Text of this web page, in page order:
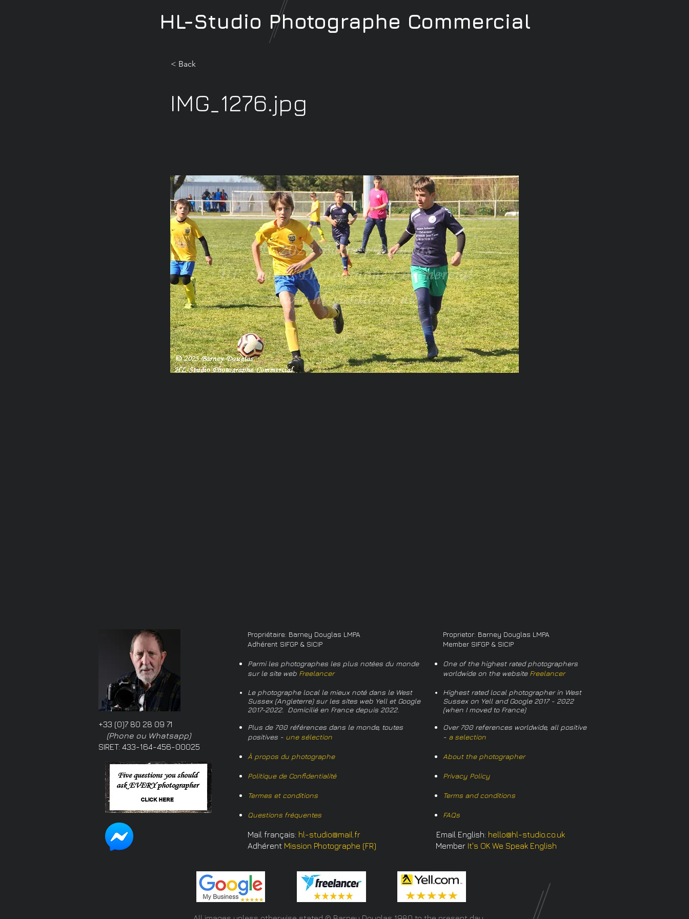
< Back
IMG_1276.jpg
HL-Studio Photographe Commercial
+33 (0)7 80 28 09 71
(Phone ou Whatsapp)
SIRET: 433-164-456-00025
Propriétaire: Barney Douglas LMPA
Adhérent SIFGP & SICIP
Parmi les photographes les plus notées du monde
sur le site web Freelancer
Le photographe local le mieux noté dans le West
Sussex (Angleterre) sur les sites web Yell et Google
2017-2022. Domicilié en France depuis 2022.
Plus de 700 références dans le monde, toutes
positives - une sélection
À propos du photographe
Politique de Confidentialité
Termes et conditions
Questions fréquentes
Proprietor: Barney Douglas LMPA
Member SIFGP & SICIP
One of the highest rated photographers
worldwide on the website Freelancer
Highest rated local photographer in West
Sussex on Yell and Google 2017 - 2022
(when I moved to France)
Over 700 references worldwide, all positive
- a selection
About the photographer
Privacy Policy
Terms and conditions
FAQs
Mail français: hl-studio@mail.fr Email English: hello@hl-studio.co.uk
Adhérent Mission Photographe (FR) Member It's OK We Speak English